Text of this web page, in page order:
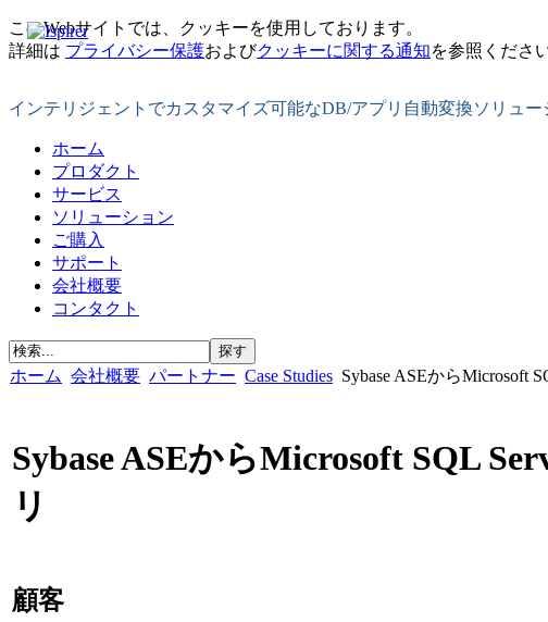
このWebサイトでは、クッキーを使用しております。
詳細は プライバシー保護およびクッキーに関する通知を参照ください
インテリジェントでカスタマイズ可能なDB/アプリ自動変換ソリュー
ホーム
プロダクト
サービス
ソリューション
ご購入
サポート
会社概要
コンタクト
ホーム 会社概要 パートナー Case Studies Sybase ASEからMicrosoft
Sybase ASEからMicrosoft SQL
リ
顧客